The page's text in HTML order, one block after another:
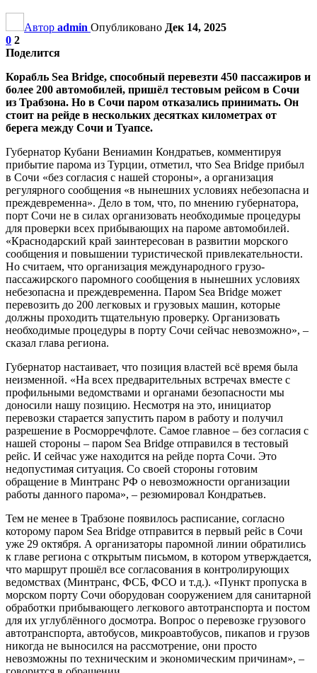
Автор admin Опубликовано Дек 14, 2025
0 2
Поделится
Корабль Sea Bridge, способный перевезти 450 пассажиров и
более 200 автомобилей, пришёл тестовым рейсом в Сочи
из Трабзона. Но в Сочи паром отказались принимать. Он
стоит на рейде в нескольких десятках километрах от
берега между Сочи и Туапсе.
Губернатор Кубани Вениамин Кондратьев, комментируя
прибытие парома из Турции, отметил, что Sea Bridge прибыл
в Сочи «без согласия с нашей стороны», а организация
регулярного сообщения «в нынешних условиях небезопасна и
преждевременна». Дело в том, что, по мнению губернатора,
порт Сочи не в силах организовать необходимые процедуры
для проверки всех прибывающих на пароме автомобилей.
«Краснодарский край заинтересован в развитии морского
сообщения и повышении туристической привлекательности.
Но считаем, что организация международного грузо-
пассажирского паромного сообщения в нынешних условиях
небезопасна и преждевременна. Паром Sea Bridge может
перевозить до 200 легковых и грузовых машин, которые
должны проходить тщательную проверку. Организовать
необходимые процедуры в порту Сочи сейчас невозможно», –
сказал глава региона.
Губернатор настаивает, что позиция властей всё время была
неизменной. «На всех предварительных встречах вместе с
профильными ведомствами и органами безопасности мы
доносили нашу позицию. Несмотря на это, инициатор
перевозки старается запустить паром в работу и получил
разрешение в Росморречфлоте. Самое главное – без согласия с
нашей стороны – паром Sea Bridge отправился в тестовый
рейс. И сейчас уже находится на рейде порта Сочи. Это
недопустимая ситуация. Со своей стороны готовим
обращение в Минтранс РФ о невозможности организации
работы данного парома», – резюмировал Кондратьев.
Тем не менее в Трабзоне появилось расписание, согласно
которому паром Sea Bridge отправится в первый рейс в Сочи
уже 29 октября. А организаторы паромной линии обратились
к главе региона с открытым письмом, в котором утверждается,
что маршрут прошёл все согласования в контролирующих
ведомствах (Минтранс, ФСБ, ФСО и т.д.). «Пункт пропуска в
морском порту Сочи оборудован сооружением для санитарной
обработки прибывающего легкового автотранспорта и постом
для их углублённого досмотра. Вопрос о перевозке грузового
автотранспорта, автобусов, микроавтобусов, пикапов и грузов
никогда не выносился на рассмотрение, они просто
невозможны по техническим и экономическим причинам», –